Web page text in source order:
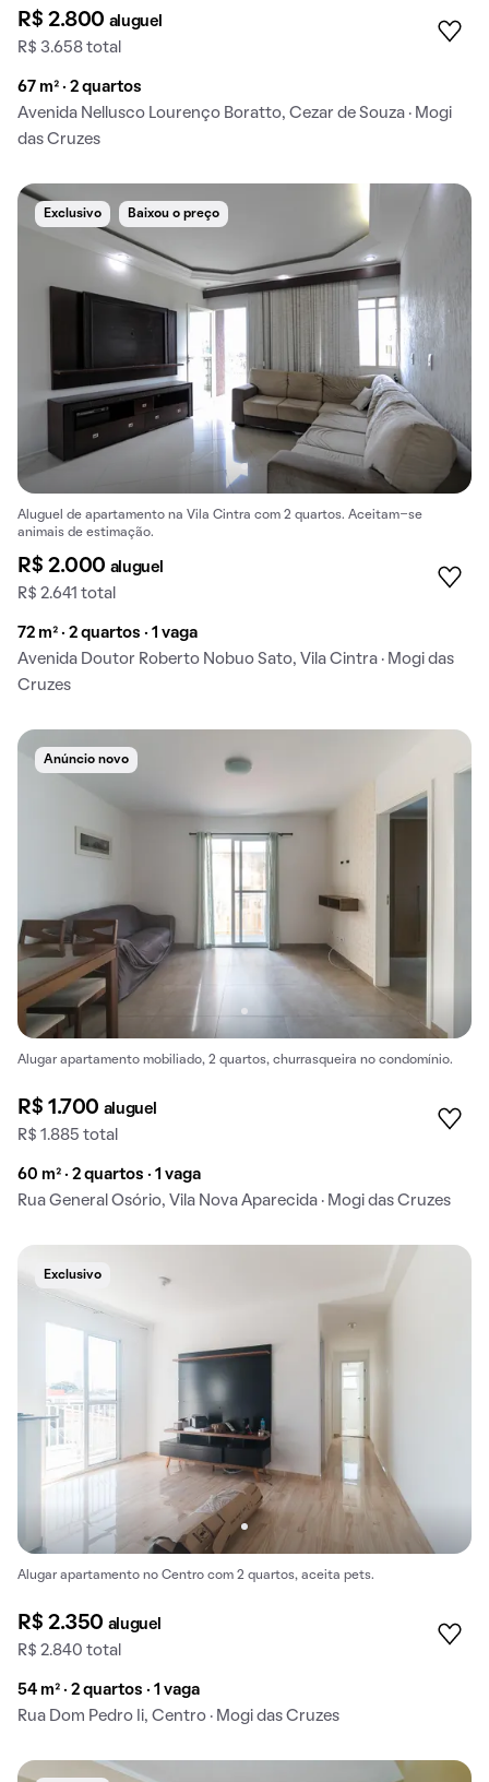
R$ 2.800 aluguel
R$ 3.658 total
67 m² · 2 quartos
Avenida Nellusco Lourenço Boratto, Cezar de Souza · Mogi
das Cruzes
Exclusivo Baixou o preço
Aluguel de apartamento na Vila Cintra com 2 quartos. Aceitam-se
animais de estimação.
R$ 2.000 aluguel
R$ 2.641 total
72 m² · 2 quartos · 1 vaga
Avenida Doutor Roberto Nobuo Sato, Vila Cintra · Mogi das
Cruzes
Anúncio novo
Alugar apartamento mobiliado, 2 quartos, churrasqueira no condomínio.
R$ 1.700 aluguel
R$ 1.885 total
60 m² · 2 quartos · 1 vaga
Rua General Osório, Vila Nova Aparecida · Mogi das Cruzes
Exclusivo
Alugar apartamento no Centro com 2 quartos, aceita pets.
R$ 2.350 aluguel
R$ 2.840 total
54 m² · 2 quartos · 1 vaga
Rua Dom Pedro Ii, Centro · Mogi das Cruzes